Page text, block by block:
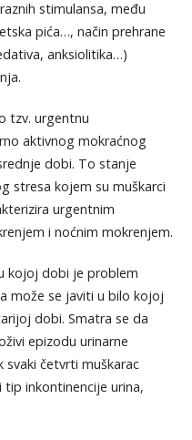
stimulansa, među
pića…, način prehrane
anksiolitika…)
tzv. urgentnu
aktivnog mokraćnog
dobi. To stanje
stresa kojem su muškarci
urgentnim
i noćnim mokrenjem.
kojoj dobi je problem
može se javiti u bilo kojoj
dobi. Smatra se da
epizodu urinarne
četvrti muškarac
inkontinencije urina,